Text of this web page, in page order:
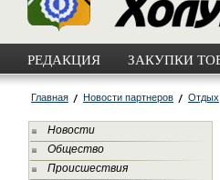
РЕДАКЦИЯ ЗАКУПКИ
Главная Новости партнеров Отдых
Новости
Общество
Происшествия